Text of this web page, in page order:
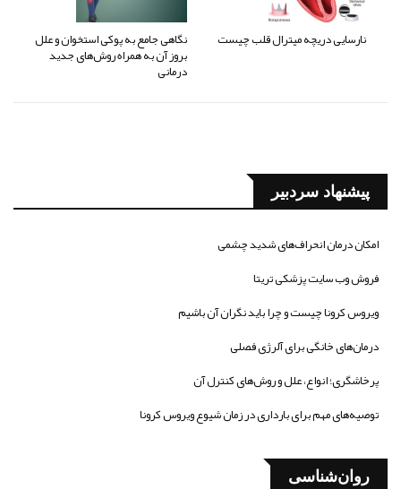
نارسایی دریچه میترال قلب چیست نگاهی جامع به پوکی استخوان و علل
بروز آن به همراه روش‌های جدید
درمانی
پیشنهاد سردبیر
امکان درمان انحراف‌های شدید چشمی
فروش وب سایت پزشکی تریتا
ویروس کرونا چیست و چرا باید نگران آن باشیم
درمان‌های خانگی برای آلرژی فصلی
پرخاشگری؛ انواع، علل و روش‌های کنترل آن
توصیه‌های مهم برای بارداری در زمان شیوع ویروس کرونا
روان‌شناسی